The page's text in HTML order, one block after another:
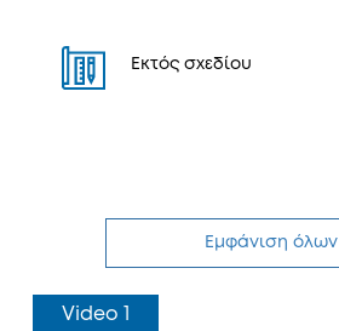
Εκτός σχεδίου
Εμφάνιση όλων
Video 1